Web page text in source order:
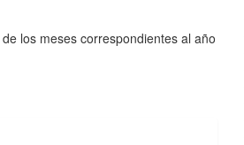
de los meses correspondientes al año